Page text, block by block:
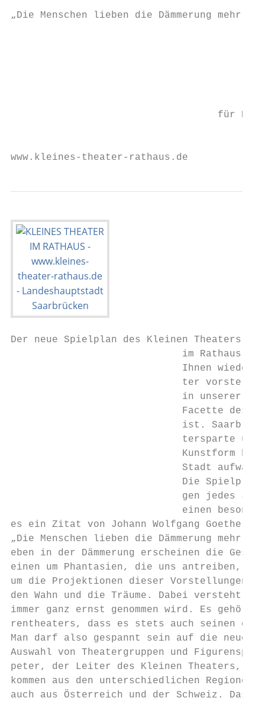
„Die Menschen lieben die Dämmerung mehr
für
www.kleines-theater-rathaus.de
Der neue Spielplan des Kleinen Theaters
im Rathaus
Ihnen wieder
ter
in unserer
Facette des
ist.
tersparte um
Kunstform
Stadt
Die
gen jedes
einen
es ein Zitat von Johann Wolfgang Goethe,
„Die Menschen lieben die Dämmerung mehr
eben in der Dämmerung erscheinen die
einen um Phantasien, die uns antreiben,
um die Projektionen dieser Vorstellungen
den Wahn und die Träume. Dabei versteht
immer ganz ernst genommen wird. Es gehört
rentheaters, dass es stets auch seinen
Man darf also gespannt sein auf die neuen
Auswahl von Theatergruppen und
peter, der Leiter des Kleinen Theaters,
kommen aus den unterschiedlichen Regionen
auch aus Österreich und der Schweiz. Das